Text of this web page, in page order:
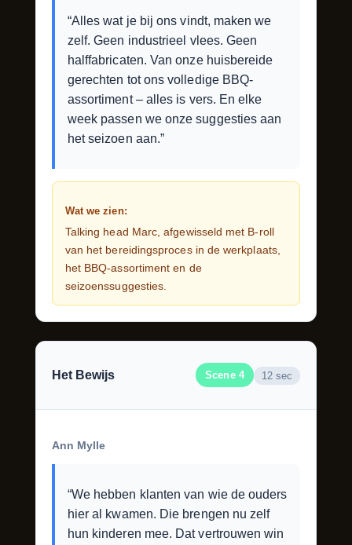
“Alles wat je bij ons vindt, maken we
zelf. Geen industrieel vlees. Geen
halffabricaten. Van onze huisbereide
gerechten tot ons volledige BBQ-
assortiment – alles is vers. En elke
week passen we onze suggesties aan
het seizoen aan.”
Wat we zien:
Talking head Marc, afgewisseld met B-roll
van het bereidingsproces in de werkplaats,
het BBQ-assortiment en de
seizoenssuggesties.
Scene 4
Het Bewijs 12 sec
Ann Mylle
“We hebben klanten van wie de ouders
hier al kwamen. Die brengen nu zelf
hun kinderen mee. Dat vertrouwen win